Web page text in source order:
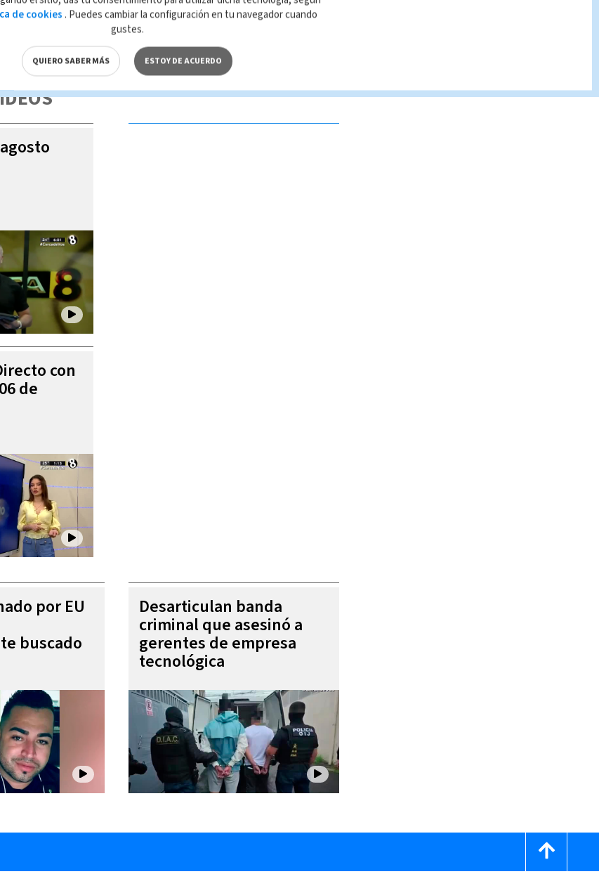
mismo que es propiedad de TELEDIARIO; su reproducción no
aplicables.
con
de
por EU
buscado
Desarticulan banda
criminal que asesinó a
gerentes de empresa
tecnológica
de cookies . Puedes cambiar la configuración en tu navegador cuando
gustes.
QUIERO SABER MÁS ESTOY DE ACUERDO